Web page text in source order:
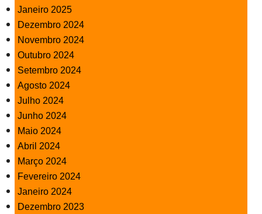
Janeiro 2025
Dezembro 2024
Novembro 2024
Outubro 2024
Setembro 2024
Agosto 2024
Julho 2024
Junho 2024
Maio 2024
Abril 2024
Março 2024
Fevereiro 2024
Janeiro 2024
Dezembro 2023